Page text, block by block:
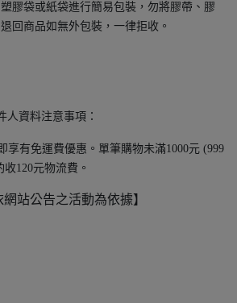
膠袋或紙袋進行簡易包裝，勿將膠帶、膠
回商品如無外包裝，一律拒收。
人資料注意事項：
享有免運費優惠。單筆購物未滿1000元 (999
120元物流費。
網站公告之活動為依據】